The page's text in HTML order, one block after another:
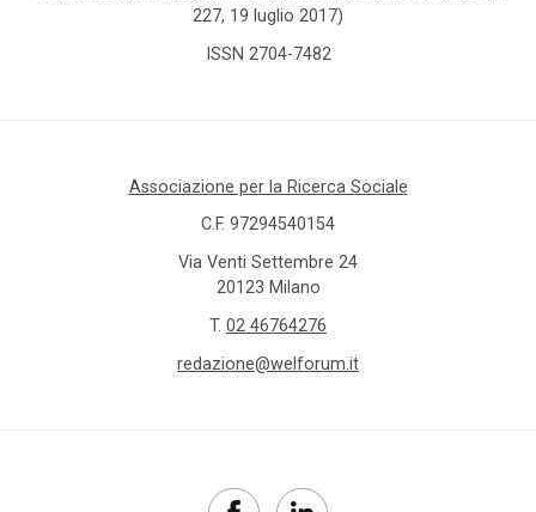
227, 19 luglio 2017)
ISSN 2704-7482
Associazione per la Ricerca Sociale
C.F. 97294540154
Via Venti Settembre 24
20123 Milano
T. 02 46764276
redazione@welforum.it